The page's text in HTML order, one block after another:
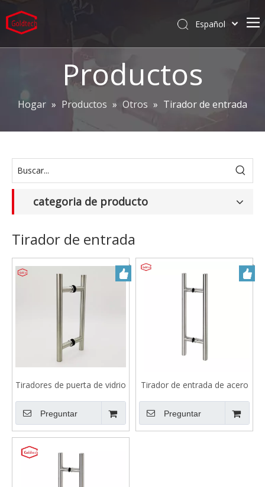
Servicios
Caliente
Español
Pусский
Deutsch
Productos
Hogar » Productos » Otros » Tirador de entrada
categoria de producto
Tirador de entrada
Tiradores de puerta de vidrio
de acero inoxidable para
centro comercial
Preguntar
Tirador de entrada de acero
inoxidable en forma de H de
longitud de 70 mm
Preguntar